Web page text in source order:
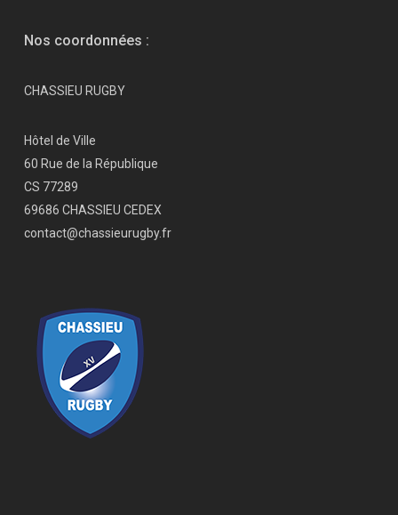
Nos coordonnées :
CHASSIEU RUGBY
Hôtel de Ville
60 Rue de la République
CS 77289
69686 CHASSIEU CEDEX
contact@chassieurugby.fr